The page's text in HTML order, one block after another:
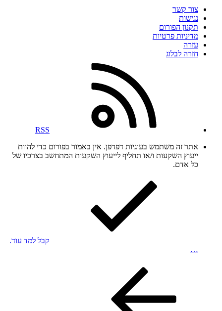
צור קשר
נגישות
תקנון הפורום
מדיניות פרטיות
עזרה
חזרה לבלוג
RSS
אתר זה משתמש בעוגיות דפדפן. אין באמור בפורום כדי להוות
ייעוץ השקעות ו/או תחליף לייעוץ השקעות המתחשב בצרכיו של
כל אדם.
קבל למד עוד.
…